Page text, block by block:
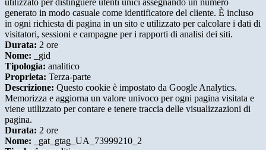
utilizzato per distinguere utenti unici assegnando un numero
generato in modo casuale come identificatore del cliente. È incluso
in ogni richiesta di pagina in un sito e utilizzato per calcolare i dati di
visitatori, sessioni e campagne per i rapporti di analisi dei siti.
Durata: 2 ore
Nome: _gid
Tipologia: analitico
Proprieta: Terza-parte
Descrizione: Questo cookie è impostato da Google Analytics.
Memorizza e aggiorna un valore univoco per ogni pagina visitata e
viene utilizzato per contare e tenere traccia delle visualizzazioni di
pagina.
Durata: 2 ore
Nome: _gat_gtag_UA_73999210_2